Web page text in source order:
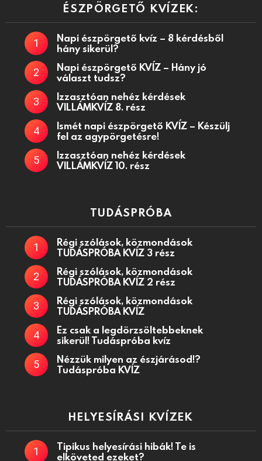
ÉSZPÖRGETŐ KVÍZEK:
Napi észpörgető kvíz – 8 kérdésből
hány sikerül?
Napi észpörgető KVÍZ – Hány jó
választ tudsz?
Izzasztóan nehéz kérdések
VILLÁMKVÍZ 8. rész
Ismét napi észpörgető KVÍZ – Készülj
fel az agypörgetésre!
Izzasztóan nehéz kérdések
VILLÁMKVÍZ 10. rész
TUDÁSPRÓBA
Régi szólások, közmondások
TUDÁSPRÓBA KVÍZ 3 rész
Régi szólások, közmondások
TUDÁSPRÓBA KVÍZ 2 rész
Régi szólások, közmondások
TUDÁSPRÓBA KVÍZ
Ez csak a legdörzsöltebbeknek
sikerül! Tudáspróba kvíz
Nézzük milyen az észjárásod!?
Tudáspróba KVÍZ
HELYESÍRÁSI KVÍZEK
Tipikus helyesírási hibák! Te is
elköveted ezeket?